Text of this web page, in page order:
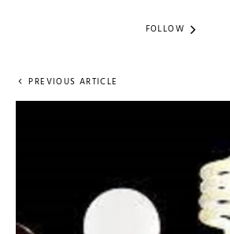
FOLLOW
PREVIOUS ARTICLE